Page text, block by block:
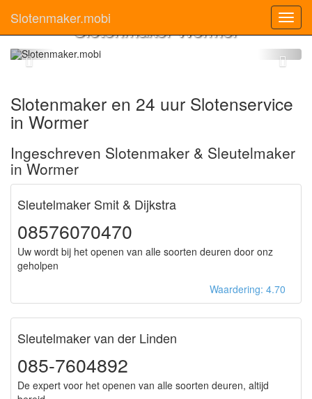
Slotenmaker.mobiSlotenmaker Wormer
Slotenmaker en 24 uur Slotenservice
in Wormer
Ingeschreven Slotenmaker & Sleutelmaker
in Wormer
Sleutelmaker Smit & Dijkstra
08576070470
Uw wordt bij het openen van alle soorten deuren door onz
geholpen
Waardering: 4.70
Sleutelmaker van der Linden
085-7604892
De expert voor het openen van alle soorten deuren, altijd